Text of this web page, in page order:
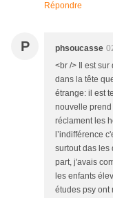
Répondre
P phsoucasse
<br /> Il est
dans la tête
étrange: il est
nouvelle prend
réclament les
l’indifférence
surtout das les
part, j'avais
les enfants
études psy ont